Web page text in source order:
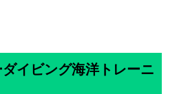
イビング海洋トレーニ